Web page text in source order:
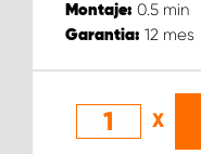
Montaje: 0.5 min
Garantia: 12 mes
X